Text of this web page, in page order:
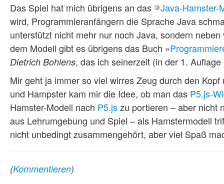
Das Spiel hat mich übrigens an das
Java-Hamster-
wird, Programmieranfängern die Sprache Java
unterstützt nicht mehr nur noch Java, sondern
dem Modell gibt es übrigens das Buch »
Dietrich Bohlens, das ich seinerzeit (in der 1.
Mir geht ja immer so viel wirres Zeug durch den
und Hampster kam mir die Idee, ob man das P5.js-
Hamster-Modell nach P5.jszu portieren – aber nicht
aus Lehrumgebung und Spiel – als Hamstermodell
nicht unbedingt zusammengehört, aber viel Spaß
(Kommentieren)